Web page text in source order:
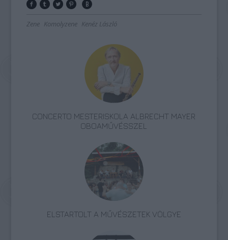
Zene Komolyzene Kenéz László
CONCERTO MESTERISKOLA ALBRECHT MAYER
OBOAMŰVÉSSZEL
ELSTARTOLT A MŰVÉSZETEK VÖLGYE